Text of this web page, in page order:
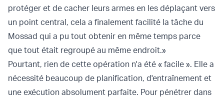
protéger et de cacher leurs armes en les déplaçant vers
un point central, cela a finalement facilité la tâche du
Mossad qui a pu tout obtenir en même temps parce
que tout était regroupé au même endroit.»
Pourtant, rien de cette opération n'a été « facile ». Elle a
nécessité beaucoup de planification, d'entraînement et
une exécution absolument parfaite. Pour pénétrer dans